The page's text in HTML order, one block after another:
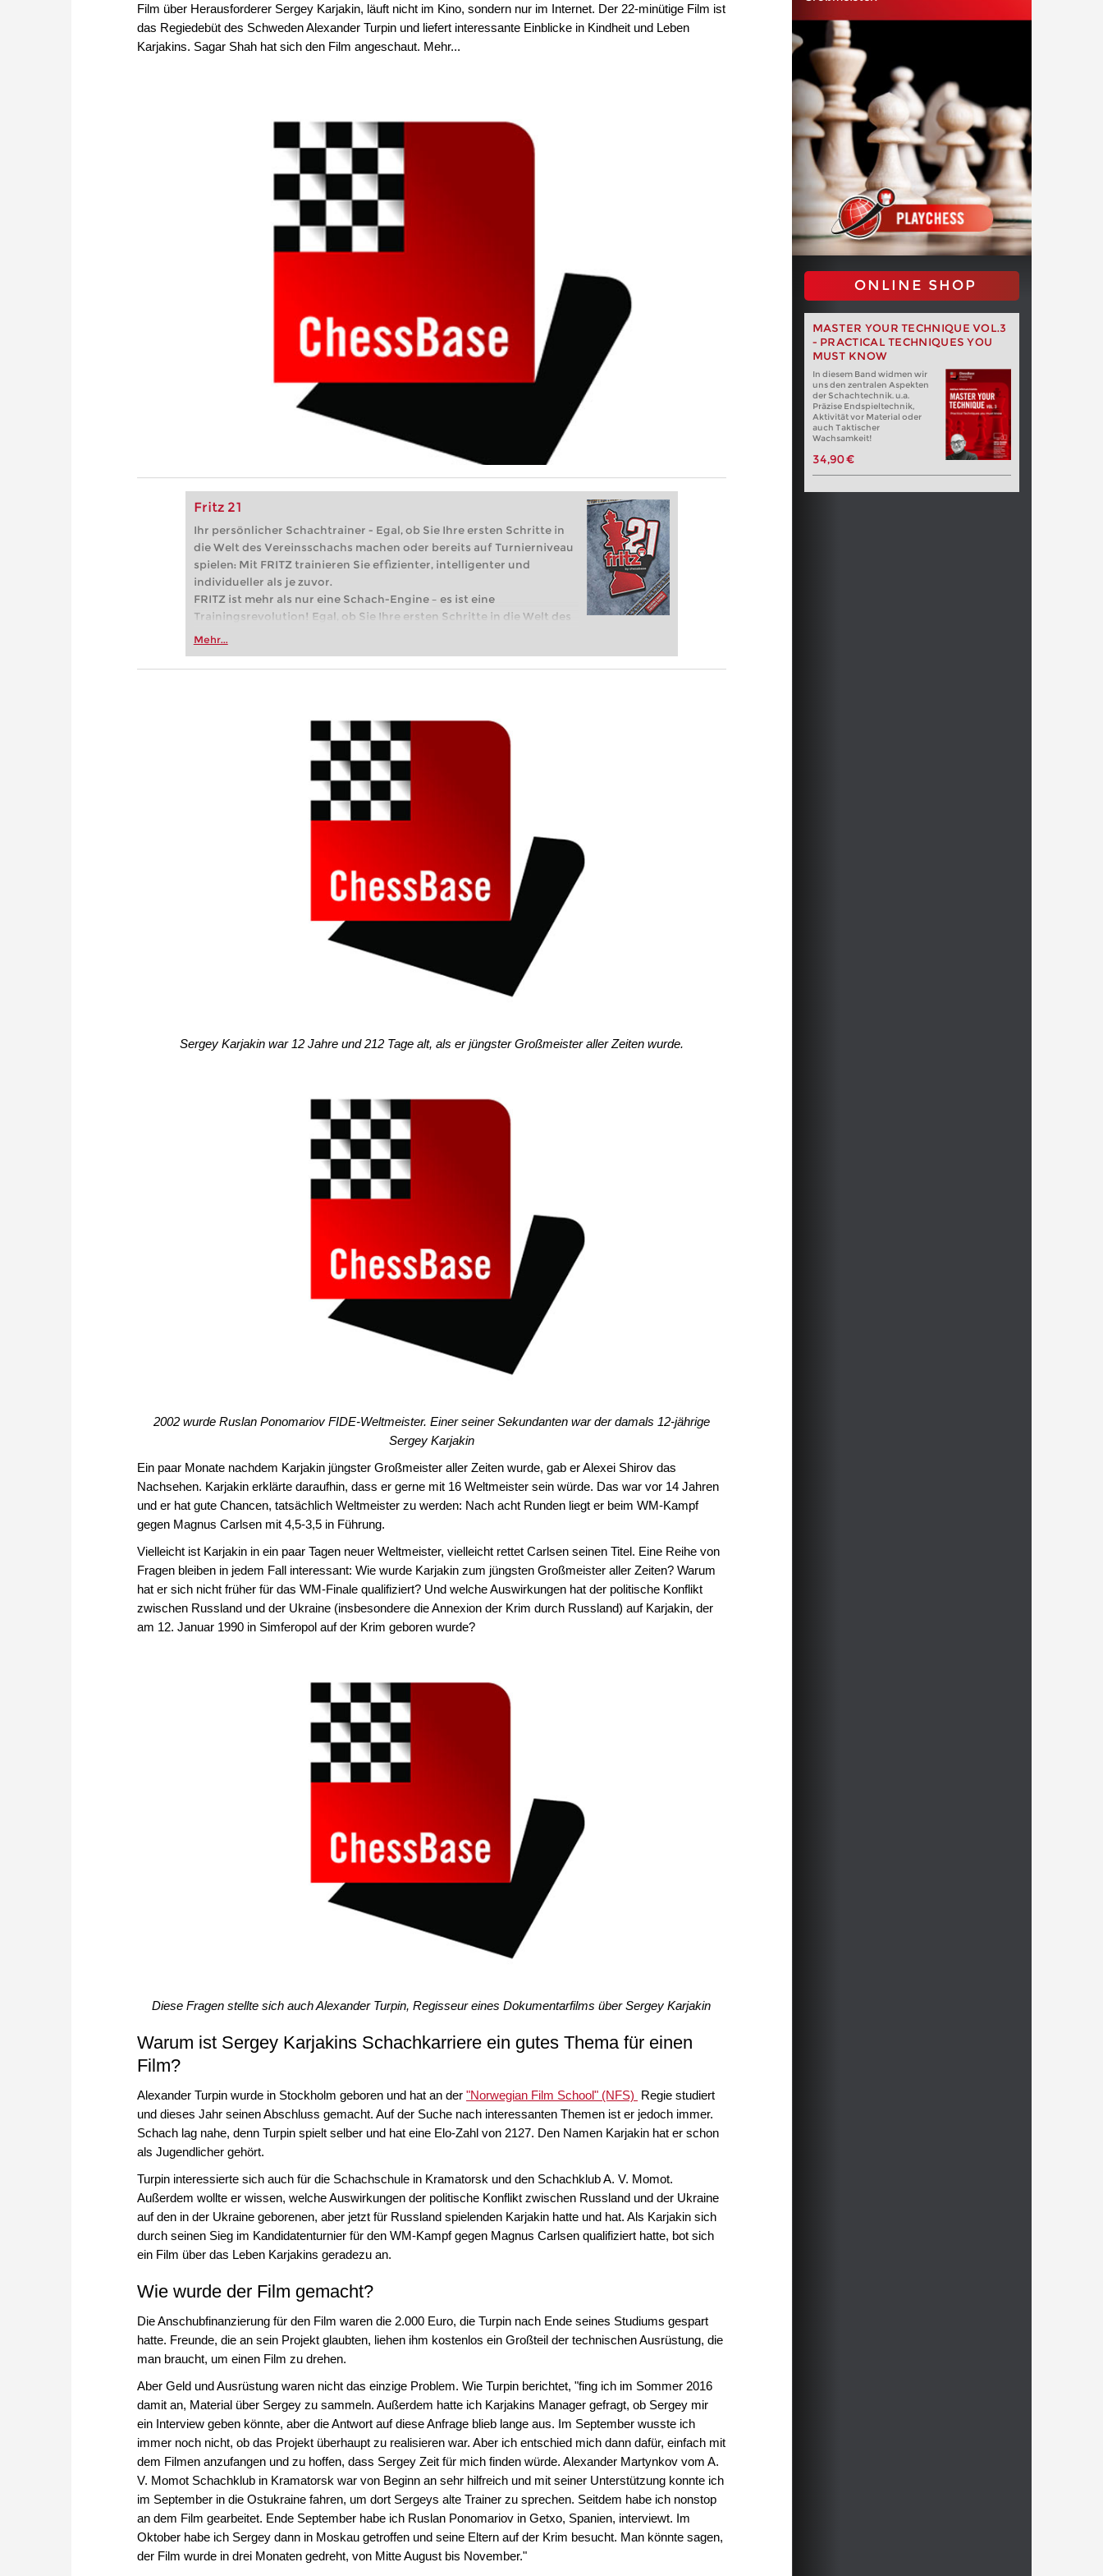
Film über Herausforderer Sergey Karjakin, läuft nicht im Kino, sondern nur im Internet. Der 22-minütige Film ist
das Regiedebüt des Schweden Alexander Turpin und liefert interessante Einblicke in Kindheit und Leben
Karjakins. Sagar Shah hat sich den Film angeschaut. Mehr...
Fritz 21
Ihr persönlicher Schachtrainer - Egal, ob Sie Ihre ersten Schritte in
die Welt des Vereinsschachs machen oder bereits auf Turnierniveau
spielen: Mit FRITZ trainieren Sie effizienter, intelligenter und
individueller als je zuvor.
FRITZ ist mehr als nur eine Schach-Engine – es ist eine
Trainingsrevolution! Egal, ob Sie Ihre ersten Schritte in die Welt des
Vereinsschachs machen oder bereits auf Turnierniveau spielen: Mit
zuvor.
Mehr...
ONLINE SHOP
MASTER YOUR TECHNIQUE VOL.3
- PRACTICAL TECHNIQUES YOU
MUST KNOW
In diesem Band widmen wir
uns den zentralen Aspekten
der Schachtechnik. u.a.
Präzise Endspieltechnik,
Aktivität vor Material oder
auch Taktischer
Wachsamkeit!
34,90 €
Sergey Karjakin war 12 Jahre und 212 Tage alt, als er jüngster Großmeister aller Zeiten wurde.
2002 wurde Ruslan Ponomariov FIDE-Weltmeister. Einer seiner Sekundanten war der damals 12-jährige
Sergey Karjakin
Ein paar Monate nachdem Karjakin jüngster Großmeister aller Zeiten wurde, gab er Alexei Shirov das
Nachsehen. Karjakin erklärte daraufhin, dass er gerne mit 16 Weltmeister sein würde. Das war vor 14 Jahren
und er hat gute Chancen, tatsächlich Weltmeister zu werden: Nach acht Runden liegt er beim WM-Kampf
gegen Magnus Carlsen mit 4,5-3,5 in Führung.
Vielleicht ist Karjakin in ein paar Tagen neuer Weltmeister, vielleicht rettet Carlsen seinen Titel. Eine Reihe von
Fragen bleiben in jedem Fall interessant: Wie wurde Karjakin zum jüngsten Großmeister aller Zeiten? Warum
hat er sich nicht früher für das WM-Finale qualifiziert? Und welche Auswirkungen hat der politische Konflikt
zwischen Russland und der Ukraine (insbesondere die Annexion der Krim durch Russland) auf Karjakin, der
am 12. Januar 1990 in Simferopol auf der Krim geboren wurde?
Diese Fragen stellte sich auch Alexander Turpin, Regisseur eines Dokumentarfilms über Sergey Karjakin
Warum ist Sergey Karjakins Schachkarriere ein gutes Thema für einen
Film?
Alexander Turpin wurde in Stockholm geboren und hat an der "Norwegian Film School" (NFS) Regie studiert
und dieses Jahr seinen Abschluss gemacht. Auf der Suche nach interessanten Themen ist er jedoch immer.
Schach lag nahe, denn Turpin spielt selber und hat eine Elo-Zahl von 2127. Den Namen Karjakin hat er schon
als Jugendlicher gehört.
Turpin interessierte sich auch für die Schachschule in Kramatorsk und den Schachklub A. V. Momot.
Außerdem wollte er wissen, welche Auswirkungen der politische Konflikt zwischen Russland und der Ukraine
auf den in der Ukraine geborenen, aber jetzt für Russland spielenden Karjakin hatte und hat. Als Karjakin sich
durch seinen Sieg im Kandidatenturnier für den WM-Kampf gegen Magnus Carlsen qualifiziert hatte, bot sich
ein Film über das Leben Karjakins geradezu an.
Wie wurde der Film gemacht?
Die Anschubfinanzierung für den Film waren die 2.000 Euro, die Turpin nach Ende seines Studiums gespart
hatte. Freunde, die an sein Projekt glaubten, liehen ihm kostenlos ein Großteil der technischen Ausrüstung, die
man braucht, um einen Film zu drehen.
Aber Geld und Ausrüstung waren nicht das einzige Problem. Wie Turpin berichtet, "fing ich im Sommer 2016
damit an, Material über Sergey zu sammeln. Außerdem hatte ich Karjakins Manager gefragt, ob Sergey mir
ein Interview geben könnte, aber die Antwort auf diese Anfrage blieb lange aus. Im September wusste ich
immer noch nicht, ob das Projekt überhaupt zu realisieren war. Aber ich entschied mich dann dafür, einfach mit
dem Filmen anzufangen und zu hoffen, dass Sergey Zeit für mich finden würde. Alexander Martynkov vom A.
V. Momot Schachklub in Kramatorsk war von Beginn an sehr hilfreich und mit seiner Unterstützung konnte ich
im September in die Ostukraine fahren, um dort Sergeys alte Trainer zu sprechen. Seitdem habe ich nonstop
an dem Film gearbeitet. Ende September habe ich Ruslan Ponomariov in Getxo, Spanien, interviewt. Im
Oktober habe ich Sergey dann in Moskau getroffen und seine Eltern auf der Krim besucht. Man könnte sagen,
der Film wurde in drei Monaten gedreht, von Mitte August bis November."